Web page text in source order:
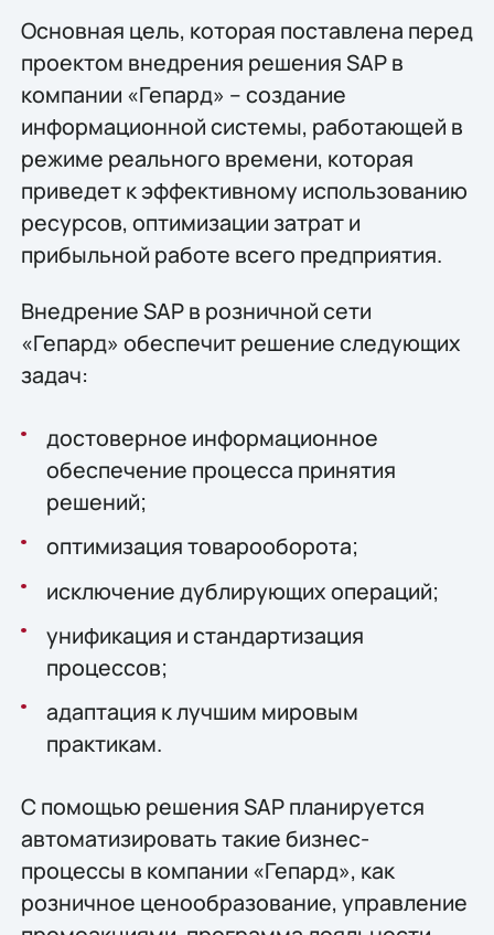
Основная цель, которая поставлена перед
проектом внедрения решения SAP в
компании «Гепард» – создание
информационной системы, работающей в
режиме реального времени, которая
приведет к эффективному использованию
ресурсов, оптимизации затрат и
прибыльной работе всего предприятия.
Внедрение SAP в розничной сети
«Гепард» обеспечит решение следующих
задач:
достоверное информационное
обеспечение процесса принятия
решений;
оптимизация товарооборота;
исключение дублирующих операций;
унификация и стандартизация
процессов;
адаптация к лучшим мировым
практикам.
С помощью решения SAP планируется
автоматизировать такие бизнес-
процессы в компании «Гепард», как
розничное ценообразование, управление